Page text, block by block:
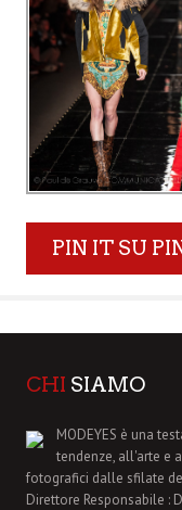
PIN IT SU
CHI SIAMO
MODEYES è una
tendenze, all'arte e
fotografici dalle sfilate
Direttore Responsabile :